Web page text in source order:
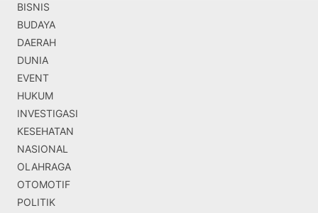
BISNIS
BUDAYA
DAERAH
DUNIA
EVENT
HUKUM
INVESTIGASI
KESEHATAN
NASIONAL
OLAHRAGA
OTOMOTIF
POLITIK